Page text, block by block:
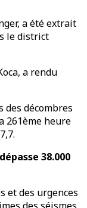
a été extrait
le district
a rendu
des décombres
261ème heure
38.000
et des urgences